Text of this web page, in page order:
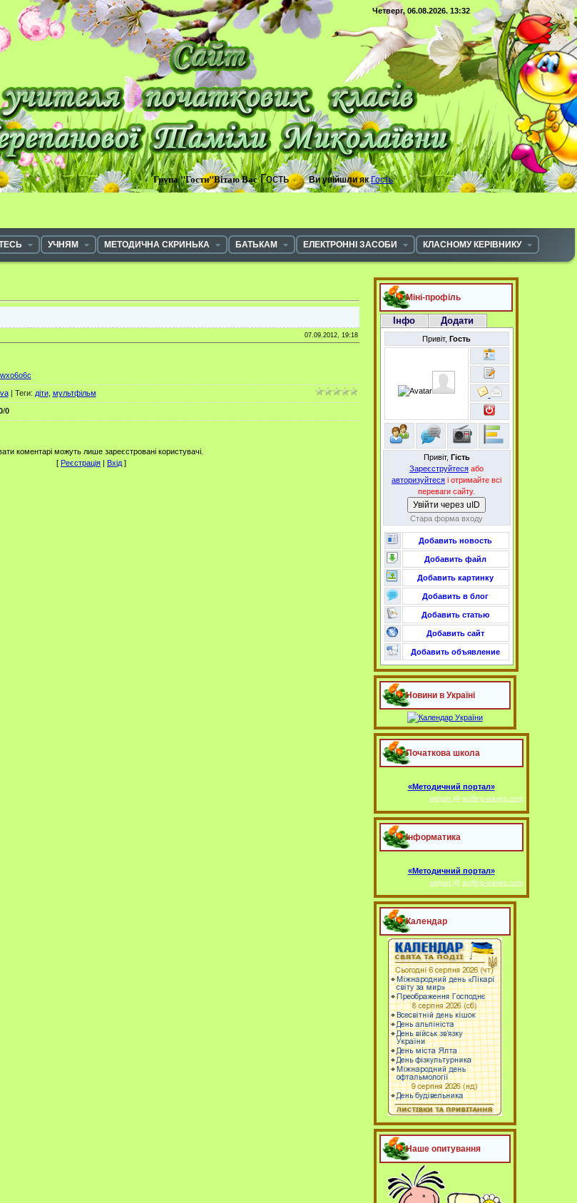
Четверг, 06.08.2026. 13:32
Група "Гости"Вітаю ВасГость Ви увійшли як Гость
УЧНЯМ МЕТОДИЧНА СКРИНЬКА БАТЬКАМ ЕЛЕКТРОННІ ЗАСОБИ
КЛАСНОМУ КЕРІВНИКУ
07.09.2012, 19:18
| Теги: діти, мультфільм
/0
коментарі можуть лише зареєстровані користувачі.
[ Реєстрація | Вхід ]
Міні-профіль
Інфо Додати
Привіт, Гость
Привіт, Гість
Зареєструйтеся або
авторизуйтеся і отримайте всі
переваги сайту.
Увійти через uID
Стара форма входу
Добавить новость
Добавить файл
Добавить картинку
Добавить в блог
Добавить статью
Добавить сайт
Добавить объявление
Новини в Україні
Початкова школа
«Методичний портал»
widget @ surfing-waves.com
Інформатика
«Методичний портал»
widget @ surfing-waves.com
Календар
Наше опитування